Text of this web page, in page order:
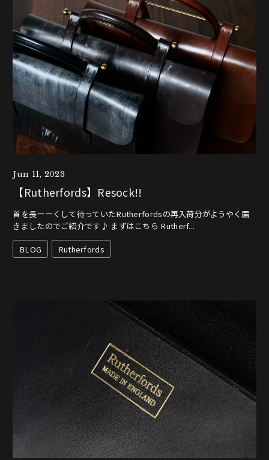
Jun 11, 2023
【Rutherfords】Resock!!
首を長ーーくして待っていたRutherfordsの再入荷分がようやく届
きましたのでご紹介です♪ まずはこちら Rutherf...
BLOG Rutherfords